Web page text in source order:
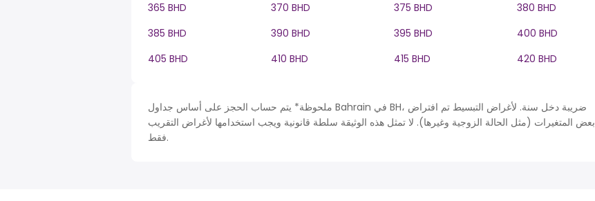
365 BHD
370 BHD 375 BHD
380 BHD
385 BHD
390 BHD 395 BHD
400 BHD
405 BHD
410 BHD 415 BHD 420 BHD
ملحوظة* يتم حساب الحجز على أساس جداول Bahrain في BH، ضريبة دخل سنة. لأغراض التبسيط تم افتراض
بعض المتغيرات (مثل الحالة الزوجية وغيرها). لا تمثل هذه الوثيقة سلطة قانونية ويجب استخدامها لأغراض التقريب
فقط.